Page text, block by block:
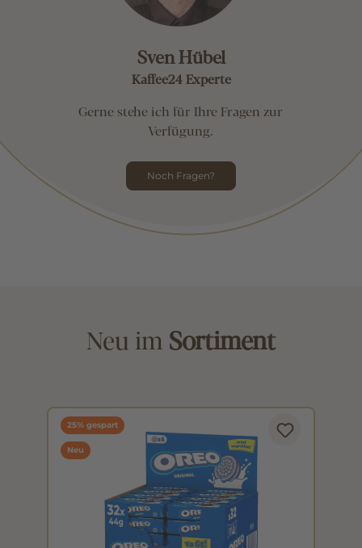
Sven Hübel
Kaffee24 Experte
Gerne stehe ich für Ihre Fragen zur
Verfügung.
Noch Fragen?
Neu im Sortiment
25% gespart
Neu